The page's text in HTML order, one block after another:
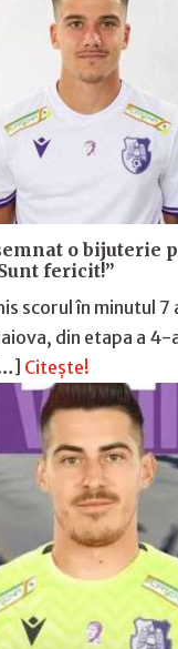
o bijuterie
fericit!”
scorul în minutul 7
din etapa a 4-
Citește!